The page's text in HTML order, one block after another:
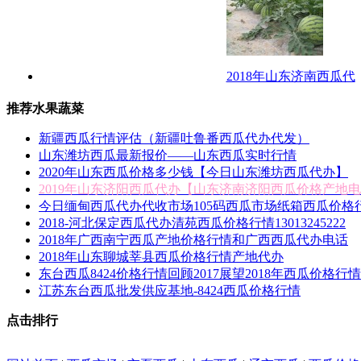
2018年山东济南西瓜代
推荐水果蔬菜
新疆西瓜行情评估（新疆吐鲁番西瓜代办代发）
山东潍坊西瓜最新报价——山东西瓜实时行情
2020年山东西瓜价格多少钱【今日山东潍坊西瓜代办】
2019年山东济阳西瓜代办【山东济南济阳西瓜价格产地电
今日缅甸西瓜代办代收市场105码西瓜市场纸箱西瓜价格
2018-河北保定西瓜代办清苑西瓜价格行情13013245222
2018年广西南宁西瓜产地价格行情和广西西瓜代办电话
2018年山东聊城莘县西瓜价格行情产地代办
东台西瓜8424价格行情回顾2017展望2018年西瓜价格行情
江苏东台西瓜批发供应基地-8424西瓜价格行情
点击排行